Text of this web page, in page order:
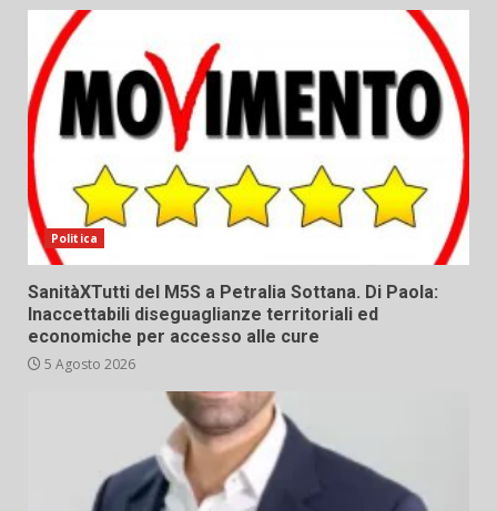
Politica
SanitàXTutti del M5S a Petralia Sottana. Di Paola:
Inaccettabili diseguaglianze territoriali ed
economiche per accesso alle cure
5 Agosto 2026